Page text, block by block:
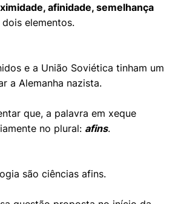
afinidade, semelhança
elementos.
e a União Soviética tinham um
a Alemanha nazista.
que, a palavra em xeque
no plural: afins.
são ciências afins.